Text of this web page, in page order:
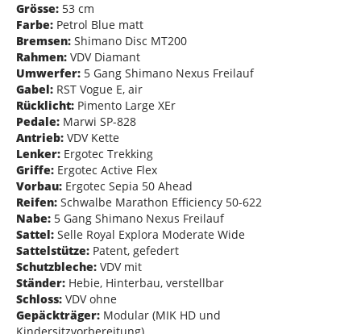
Grösse: 53 cm
Farbe: Petrol Blue matt
Bremsen: Shimano Disc MT200
Rahmen: VDV Diamant
Umwerfer: 5 Gang Shimano Nexus Freilauf
Gabel: RST Vogue E, air
Rücklicht: Pimento Large XEr
Pedale: Marwi SP-828
Antrieb: VDV Kette
Lenker: Ergotec Trekking
Griffe: Ergotec Active Flex
Vorbau: Ergotec Sepia 50 Ahead
Reifen: Schwalbe Marathon Efficiency 50-622
Nabe: 5 Gang Shimano Nexus Freilauf
Sattel: Selle Royal Explora Moderate Wide
Sattelstütze: Patent, gefedert
Schutzbleche: VDV mit
Ständer: Hebie, Hinterbau, verstellbar
Schloss: VDV ohne
Gepäckträger: Modular (MIK HD und